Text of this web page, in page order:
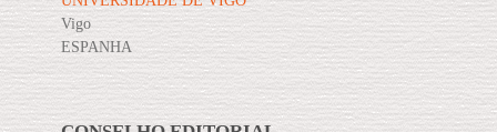
Vigo
ESPANHA